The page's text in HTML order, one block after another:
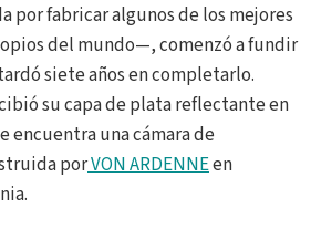
por fabricar algunos de los mejores
del mundo—, comenzó a fundir
siete años en completarlo.
su capa de plata reflectante en
encuentra una cámara de
porVON ARDENNEen